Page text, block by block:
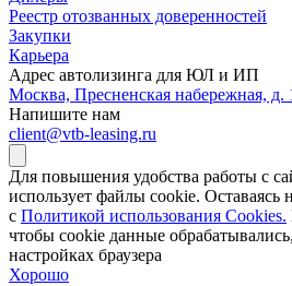
Реестр отозванных доверенностей
Закупки
Карьера
Адрес автолизинга для ЮЛ и ИП
Москва, Пресненская набережная, д.
Напишите нам
client@vtb-leasing.ru
Для повышения удобства работы с
использует файлы cookie. Оставаясь
с Политикой использования Cookies.
чтобы сookie данные
настройках браузера
Хорошо